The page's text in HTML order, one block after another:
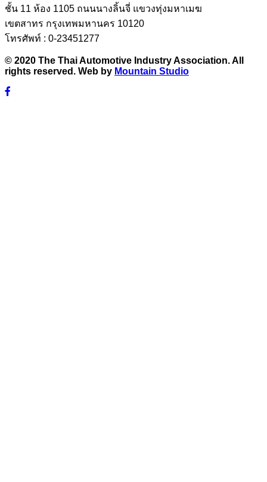
ชั้น 11 ห้อง 1105 ถนนนางลิ้นจี่ แขวงทุ่งมหาเมฆ
เขตสาทร กรุงเทพมหานคร 10120
โทรศัพท์ : 0-23451277
© 2020 The Thai Automotive Industry Association. All
rights reserved. Web by Mountain Studio